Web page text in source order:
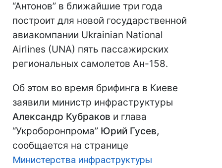
“Антонов” в ближайшие три года
построит для новой государственной
авиакомпании Ukrainian National
Airlines (UNA) пять пассажирских
региональных самолетов Ан-158.
Об этом во время брифинга в Киеве
заявили министр инфраструктуры
Александр Кубраков и глава
“Укроборонпрома” Юрий Гусев,
сообщается на странице
Министерства инфраструктуры